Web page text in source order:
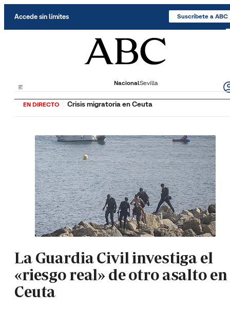
Accede sin límites Suscríbete a ABC
NacionalSevilla
EN DIRECTO Crisis migratoria en Ceuta
La Guardia Civil investiga el
«riesgo real» de otro asalto en
Ceuta